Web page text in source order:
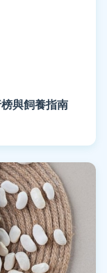
與飼養指南